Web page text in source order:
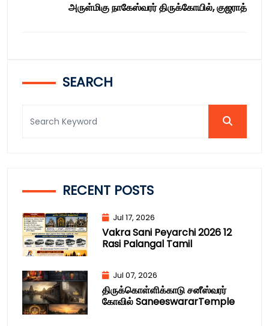
அருள்மிகு நாகேஸ்வரர் திருக்கோயில், குஜராத்
SEARCH
RECENT POSTS
Jul 17, 2026
Vakra Sani Peyarchi 2026 12
Rasi Palangal Tamil
Jul 07, 2026
திருக்கொள்ளிக்காடு சனீஸ்வரர்
கோவில் SaneeswararTemple